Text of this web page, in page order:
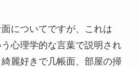
についてですが、これは
う心理学的な言葉で説明され
麗好きで几帳面、部屋の掃